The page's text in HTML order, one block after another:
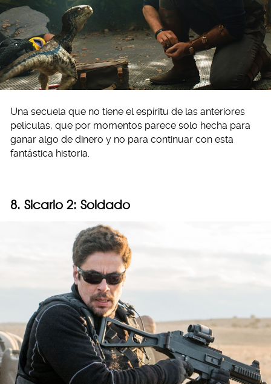
Una secuela que no tiene el espíritu de las anteriores
películas, que por momentos parece solo hecha para
ganar algo de dinero y no para continuar con esta
fantástica historia.
8. Sicario 2: Soldado